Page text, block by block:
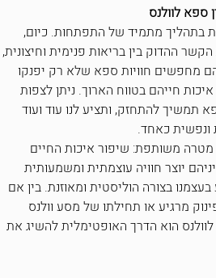
ספא לוולנס
בתהליך מתמיד של התפתחות. כיום,
ההדוק בין בריאות פנימית וחיצונית,
מחפשים חוויות ספא שלא רק יפנקו
חייהם בטווח הארוך. ניתן לצפות
תמשיך להתחזק, ותציע לנו עוד ועוד
ונפשית כאחד.
מטרה משותפת: שיפור איכות החיים
יוצר חוויה עוצמתית ומשמעותית
בצורה הוליסטית ומאוזנת. בין אם
מרגיע או תחילתו של מסע וולנס
הוא הדרך האופטימלית להשיג את